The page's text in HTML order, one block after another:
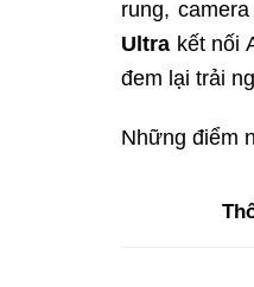
rung,
Ultra kết nối
đem lại trải
Những điểm